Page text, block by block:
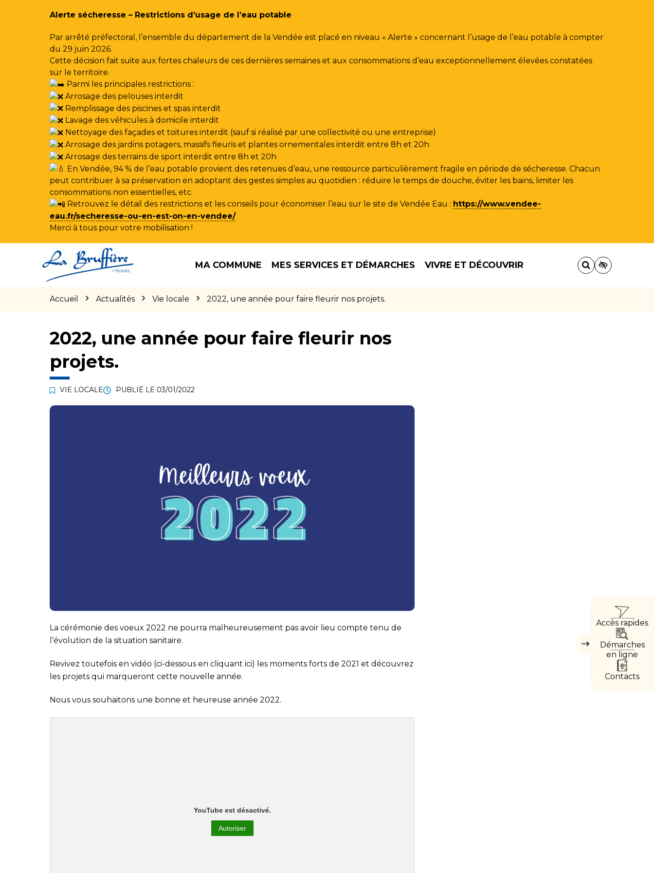
Alerte sécheresse – Restrictions d’usage de l’eau potable
Par arrêté préfectoral, l’ensemble du département de la Vendée est placé en niveau « Alerte » concernant l’usage de l’eau potable à compter
du 29 juin 2026.
Cette décision fait suite aux fortes chaleurs de ces dernières semaines et aux consommations d’eau exceptionnellement élevées constatées
sur le territoire.
Parmi les principales restrictions :
Arrosage des pelouses interdit
Remplissage des piscines et spas interdit
Lavage des véhicules à domicile interdit
Nettoyage des façades et toitures interdit (sauf si réalisé par une collectivité ou une entreprise)
Arrosage des jardins potagers, massifs fleuris et plantes ornementales interdit entre 8h et 20h
Arrosage des terrains de sport interdit entre 8h et 20h
En Vendée, 94 % de l’eau potable provient des retenues d’eau, une ressource particulièrement fragile en période de sécheresse. Chacun
peut contribuer à sa préservation en adoptant des gestes simples au quotidien : réduire le temps de douche, éviter les bains, limiter les
consommations non essentielles, etc.
Retrouvez le détail des restrictions et les conseils pour économiser l’eau sur le site de Vendée Eau : https://www.vendee-
eau.fr/secheresse-ou-en-est-on-en-vendee/
Merci à tous pour votre mobilisation !
MA COMMUNE MES SERVICES ET DÉMARCHES VIVRE ET DÉCOUVRIR
Accueil Actualités Vie locale 2022, une année pour faire fleurir nos projets.
Masquer
Accès rapides
Démarches
en ligne
Contacts
2022, une année pour faire fleurir nos
projets.
VIE LOCALE PUBLIÉ LE 03/01/2022
La cérémonie des voeux 2022 ne pourra malheureusement pas avoir lieu compte tenu de
l’évolution de la situation sanitaire.
Revivez toutefois en vidéo (ci-dessous en cliquant ici) les moments forts de 2021 et découvrez
les projets qui marqueront cette nouvelle année.
Nous vous souhaitons une bonne et heureuse année 2022.
YouTube est désactivé.
Autoriser